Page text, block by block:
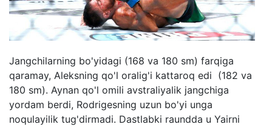
Jangchilarning bo'yidagi (168 va 180 sm) farqiga
qaramay, Aleksning qo'l oralig'i kattaroq edi (182 va
180 sm). Aynan qo'l omili avstraliyalik jangchiga
yordam berdi, Rodrigesning uzun bo'yi unga
noqulayilik tug'dirmadi. Dastlabki raundda u Yairni